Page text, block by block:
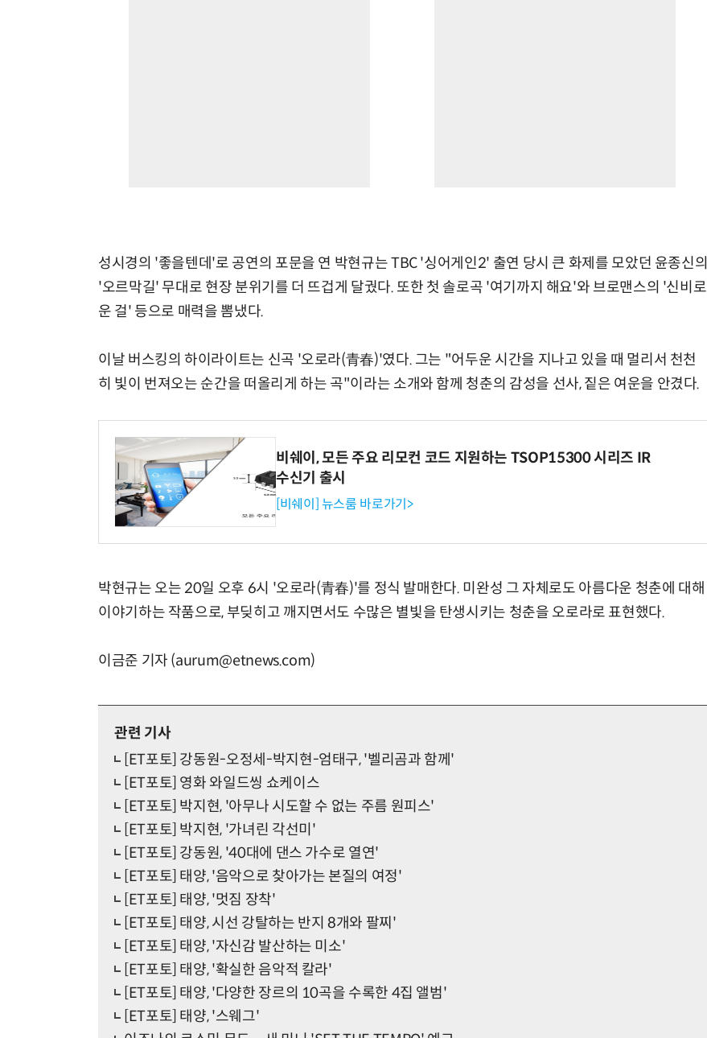
성시경의 '좋을텐데'로 공연의 포문을 연 박현규는 TBC '싱어게인2' 출연 당시 큰 화제를 모았던 윤종신의
'오르막길' 무대로 현장 분위기를 더 뜨겁게 달궜다. 또한 첫 솔로곡 '여기까지 해요'와 브로맨스의 '신비로
운 걸' 등으로 매력을 뽐냈다.
이날 버스킹의 하이라이트는 신곡 '오로라(青春)'였다. 그는 "어두운 시간을 지나고 있을 때 멀리서 천천
히 빛이 번져오는 순간을 떠올리게 하는 곡"이라는 소개와 함께 청춘의 감성을 선사, 짙은 여운을 안겼다.
비쉐이, 모든 주요 리모컨 코드 지원하는 TSOP15300 시리즈 IR
수신기 출시
[비쉐이] 뉴스룸 바로가기>
박현규는 오는 20일 오후 6시 '오로라(青春)'를 정식 발매한다. 미완성 그 자체로도 아름다운 청춘에 대해
이야기하는 작품으로, 부딪히고 깨지면서도 수많은 별빛을 탄생시키는 청춘을 오로라로 표현했다.
이금준 기자 (aurum@etnews.com)
관련 기사
[ET포토] 강동원-오정세-박지현-엄태구, '벨리곰과 함께'
[ET포토] 영화 와일드씽 쇼케이스
[ET포토] 박지현, '아무나 시도할 수 없는 주름 원피스'
[ET포토] 박지현, '가녀린 각선미'
[ET포토] 강동원, '40대에 댄스 가수로 열연'
[ET포토] 태양, '음악으로 찾아가는 본질의 여정'
[ET포토] 태양, '멋짐 장착'
[ET포토] 태양, 시선 강탈하는 반지 8개와 팔찌'
[ET포토] 태양, '자신감 발산하는 미소'
[ET포토] 태양, '확실한 음악적 칼라'
[ET포토] 태양, '다양한 장르의 10곡을 수록한 4집 앨범'
[ET포토] 태양, '스웨그'